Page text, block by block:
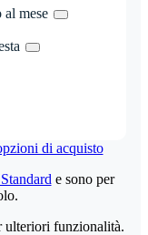
mese
di acquisto
e sono per
ulteriori funzionalità.